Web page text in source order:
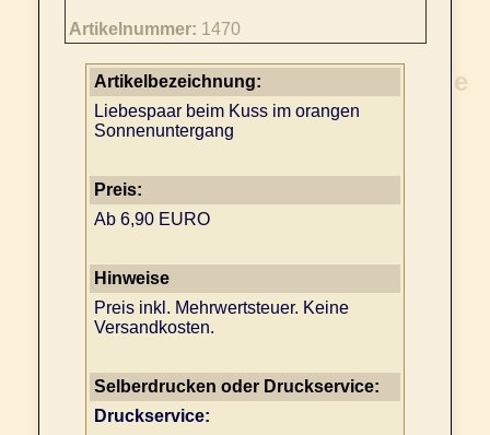
Artikelnummer: 1470
Artikelbezeichnung:
Liebespaar beim Kuss im orangen
Sonnenuntergang
Preis:
Ab 6,90 EURO
Hinweise
Preis inkl. Mehrwertsteuer. Keine
Versandkosten.
Selberdrucken oder Druckservice:
Druckservice: